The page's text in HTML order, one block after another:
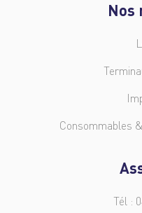
Nos
Consommables
Tél :